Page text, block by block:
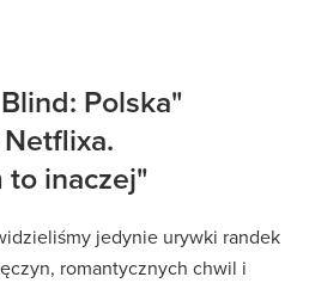
Polska"
to inaczej"
jedynie urywki randek
romantycznych chwil i